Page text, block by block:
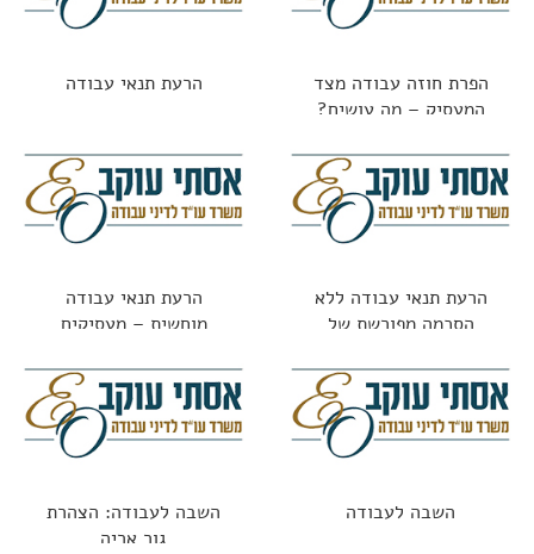
הפרת חוזה עבודה מצד
המעסיק – מה עושים?
הרעת תנאי עבודה
הרעת תנאי עבודה ללא
הסכמה מפורשת של
הרעת תנאי עבודה
מוחשית – מעסיקים
השבה לעבודה
השבה לעבודה: הצהרת
גור אריה